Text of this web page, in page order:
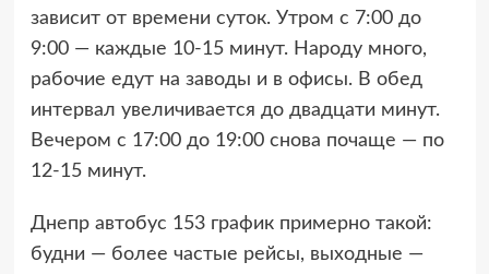
зависит от времени суток. Утром с 7:00 до
9:00 — каждые 10-15 минут. Народу много,
рабочие едут на заводы и в офисы. В обед
интервал увеличивается до двадцати минут.
Вечером с 17:00 до 19:00 снова почаще — по
12-15 минут.
Днепр автобус 153 график примерно такой:
будни — более частые рейсы, выходные —